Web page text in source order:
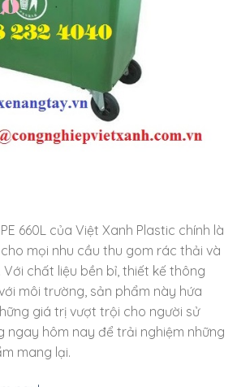
660L của Việt Xanh Plastic chính là
mọi nhu cầu thu gom rác thải và
chất liệu bền bỉ, thiết kế thông
môi trường, sản phẩm này hứa
giá trị vượt trội cho người sử
ngay hôm nay để trải nghiệm những
mang lại.